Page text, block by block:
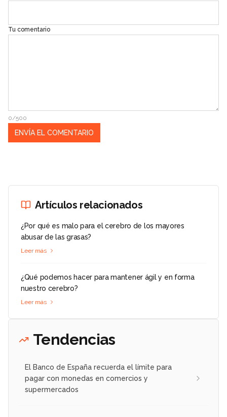
Tu comentario
0/500
Artículos relacionados
¿Por qué es malo para el cerebro de los mayores
abusar de las grasas?
Leer más
¿Qué podemos hacer para mantener ágil y en forma
nuestro cerebro?
Leer más
Tendencias
El Banco de España recuerda el límite para
pagar con monedas en comercios y
supermercados